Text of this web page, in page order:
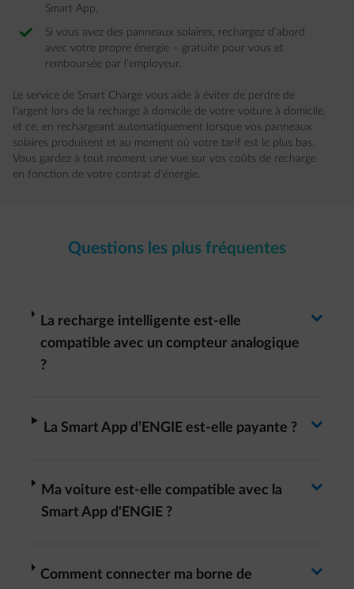
Smart App.
Si vous avez des panneaux solaires, rechargez d’abord
avec votre propre énergie – gratuite pour vous et
remboursée par l’employeur.
Le service de Smart Charge vous aide à éviter de perdre de
l'argent lors de la recharge à domicile de votre voiture à domicile,
et ce, en rechargeant automatiquement lorsque vos panneaux
solaires produisent et au moment où votre tarif est le plus bas.
Vous gardez à tout moment une vue sur vos coûts de recharge
en fonction de votre contrat d'énergie.
Questions les plus fréquentes
La recharge intelligente est-elle
compatible avec un compteur analogique
?
arrow-right
La Smart App d’ENGIE est-elle payante ? Basculer la réponse
arrow-right
Ma voiture est-elle compatible avec la
Smart App d'ENGIE ?
arrow-right
Comment connecter ma borne de
arrow-right